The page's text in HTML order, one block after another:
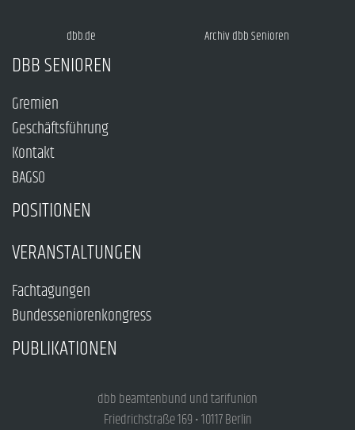
dbb.de Archiv dbb Senioren
DBB SENIOREN
Gremien
Geschäftsführung
Kontakt
BAGSO
POSITIONEN
VERANSTALTUNGEN
Fachtagungen
Bundesseniorenkongress
PUBLIKATIONEN
dbb beamtenbund und tarifunion
Friedrichstraße 169 • 10117 Berlin